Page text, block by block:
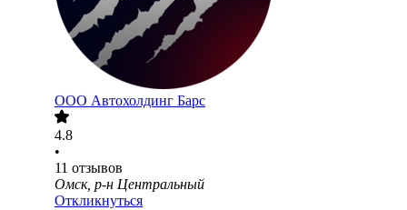
ООО Автохолдинг Барс
4.8
•
11 отзывов
Омск, р-н Центральный
Откликнуться